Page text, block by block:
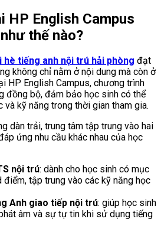
HP English Campus
thế nào?
hè tiếng anh nội trú hải phòng đạt
không chỉ nằm ở nội dung mà còn ở
HP English Campus, chương trình
đồng bộ, đảm bảo học sinh có thể
và kỹ năng trong thời gian tham gia.
dàn trải, trung tâm tập trung vào hai
ứng nhu cầu khác nhau của học
nội trú: dành cho học sinh có mục
điểm, tập trung vào các kỹ năng học
Anh giao tiếp nội trú: giúp học sinh
âm và sự tự tin khi sử dụng tiếng